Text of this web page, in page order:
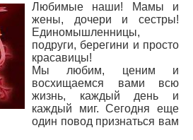
Любимые наши! Мамы и
жены, дочери и сестры!
Единомышленницы,
подруги, берегини и просто
красавицы!
Мы любим, ценим и
восхищаемся вами всю
жизнь, каждый день и
каждый миг. Сегодня еще
один повод признаться вам